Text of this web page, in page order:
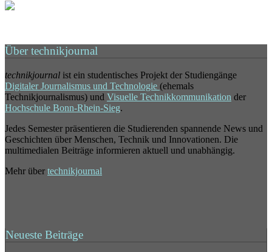
Über technikjournal
technikjournal ist ein studentisches Projekt der Studiengänge
Digitaler Journalismus und Technologie (ehemals
Technikjournalismus) und Visuelle Technikkommunikation der
Hochschule Bonn-Rhein-Sieg.
Jedes Semester präsentieren die Studierenden spannende News und
Geschichten über Menschen, Technik und Innovationen. Die
multimedialen Beiträge informieren aktuell und unabhängig.
Mehr über technikjournal
Neueste Beiträge